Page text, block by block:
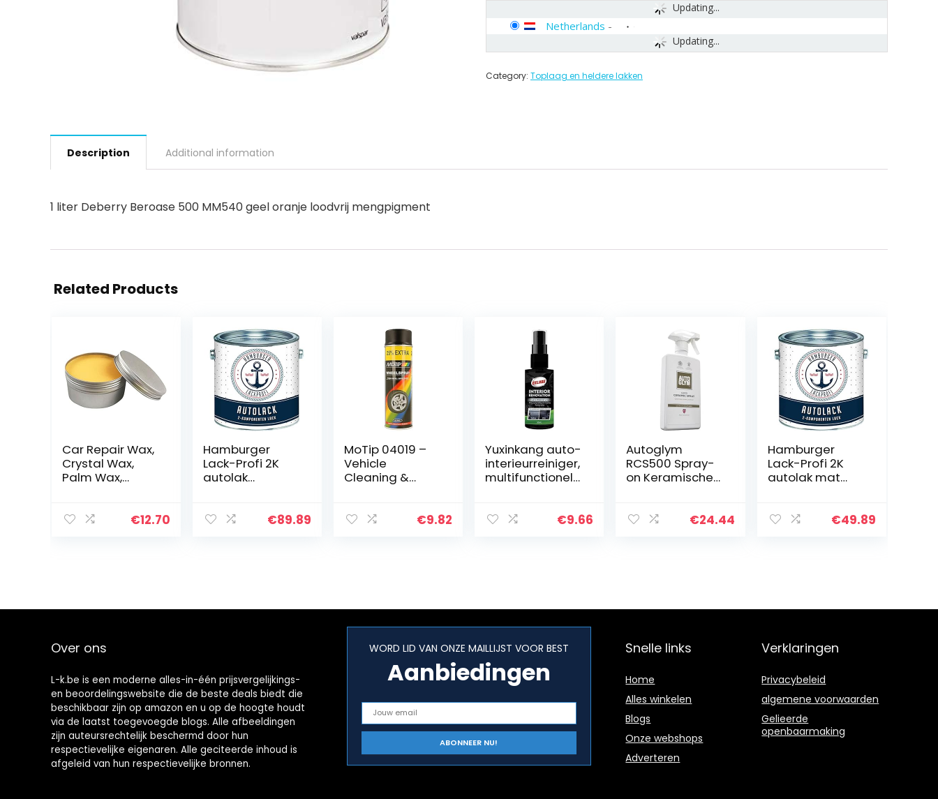
Updating...
Updating...
Netherlands -
Category: Toplaag en heldere lakken
Description Additional information
1 liter Deberry Beroase 500 MM540 geel oranje loodvrij mengpigment
Related Products
Car Repair Wax,
Crystal Wax,
Palm Wax,
Wax Palm Wax
€12.70
Hamburger
Lack-Profi 2K
autolak
RAL 6011 groen in
€89.89
MoTip 04019 –
Vehicle
Cleaning &
Zwart, wielvelg,
€9.82
Yuxinkang auto-
interieurreiniger,
multifunctionele
reinigings- en
€9.66
Autoglym
RCS500 Spray-
on Keramische
500 ml
€24.44
Hamburger
Lack-Profi 2K
autolak mat
deklak – zeer
€49.89
Over ons
L-k.be is een moderne alles-in-één prijsvergelijkings-
en beoordelingswebsite die de beste deals biedt die
beschikbaar zijn op amazon en u op de hoogte houdt
via de laatst toegevoegde blogs. Alle afbeeldingen
zijn auteursrechtelijk beschermd door hun
respectievelijke eigenaren. Alle geciteerde inhoud is
afgeleid van hun respectievelijke bronnen.
WORD LID VAN ONZE MAILLIJST VOOR BEST
Aanbiedingen
Snelle links
Home
Alles winkelen
Blogs
Onze webshops
Adverteren
Verklaringen
Privacybeleid
algemene voorwaarden
Gelieerde
openbaarmaking